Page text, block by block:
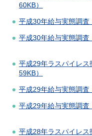
60KB）
平成30年給与実態調査
平成30年給与実態調査
平成29年ラスパイレス
59KB）
平成29年給与実態調査
平成29年給与実態調査
平成28年ラスパイレス